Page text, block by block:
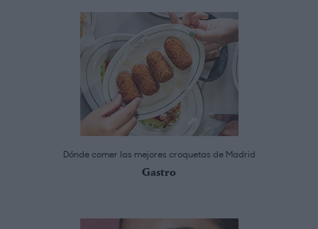
Dónde comer las mejores croquetas de Madrid
Gastro